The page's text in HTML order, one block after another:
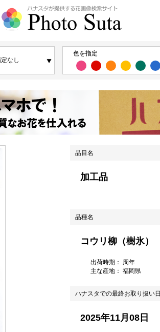
色を指定
品目名
加工品
品種名
コウリ柳（樹氷）
出荷時期： 周年
主な産地： 福岡県
ハナスタでの最終お取り扱い日
2025年11月08日